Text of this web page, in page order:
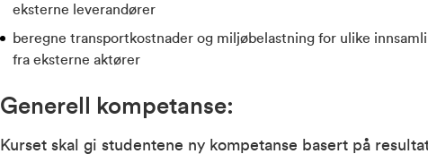
eksterne leverandører
beregne transportkostnader og miljøbelastning for ulike
fra eksterne aktører
Generell kompetanse:
Kurset skal gi studentene ny kompetanse basert på